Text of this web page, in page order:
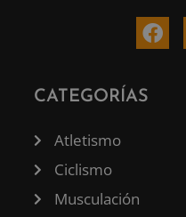
CATEGORÍAS
Atletismo
Ciclismo
Musculación